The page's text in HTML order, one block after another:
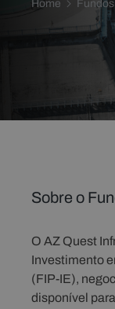
Home Fundos
Sobre o
O AZ Quest
Investimento
(FIP-IE),
disponível